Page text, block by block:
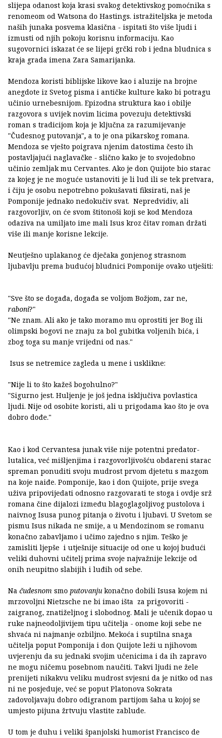
slijepa odanost koja krasi svakog detektivskog pomoćnika s
renomeom od Watsona do Hastings. istražiteljska je metoda
naših junaka posvema klasična - ispitati što više ljudi i
izmusti od njih pokoju korisnu informaciju. Kao
sugovornici iskazat će se lijepi grčki rob i jedna bludnica s
kraja grada imena Zara Samarijanka.
Mendoza koristi biblijske likove kao i aluzije na brojne
anegdote iz Svetog pisma i antičke kulture kako bi potragu
učinio urnebesnijom. Epizodna struktura kao i obilje
razgovora s uvijek novim licima povezuju detektivski
roman s tradicijom koja je ključna za razumijevanje
"Čudesnog putovanja", a to je ona pikarskog romana.
Mendoza se vješto poigrava njenim datostima često ih
postavljajući naglavačke - slično kako je to svojedobno
učinio zemljak mu Cervantes. Ako je don Quijote bio starac
za kojeg je ne moguće ustanoviti je li lud ili se tek pretvara,
i čiju je osobu nepotrebno pokušavati fiksirati, naš je
Pomponije jednako nedokučiv svat. Nepredvidiv, ali
razgovorljiv, on će svom štitonoši koji se kod Mendoza
odaziva na umiljato ime mali Isus kroz čitav roman držati
više ili manje korisne lekcije.
Neutješno uplakanog će dječaka gonjenog strasnom
ljubavlju prema budućoj bludnici Pomponije ovako utješiti:
"Sve što se događa, događa se voljom Božjom, zar ne,
raboni?"
"Ne znam. Ali ako je tako moramo mu oprostiti jer Bog ili
olimpski bogovi ne znaju za bol gubitka voljenih bića, i
zbog toga su manje vrijedni od nas."
Isus se netremice zagleda u mene i usklikne:
"Nije li to što kažeš bogohulno?"
"Sigurno jest. Huljenje je još jedna isključiva povlastica
ljudi. Nije od osobite koristi, ali u prigodama kao što je ova
dobro dođe."
Kao i kod Cervantesa junak više nije potentni predator-
lutalica, već mišljenjima i razgovorljivošću obdareni starac
spreman ponuditi svoju mudrost prvom djetetu s mazgom
na koje naiđe. Pomponije, kao i don Quijote, prije svega
uživa pripovijedati odnosno razgovarati te stoga i ovdje srž
romana čine dijalozi između blagoglagoljivog pustolova i
naivnog Isusa punog pitanja o životu i ljubavi. U Svetom se
pismu Isus nikada ne smije, a u Mendozinom se romanu
konačno zabavljamo i učimo zajedno s njim. Teško je
zamisliti ljepše i utješnije situacije od one u kojoj budući
veliki duhovni učitelj prima svoje najvažnije lekcije od
onih neupitno slabijih i luđih od sebe.
Na čudesnom smo putovanju konačno dobili Isusa kojem ni
mrzovoljni Nietzsche ne bi imao išta za prigovoriti -
zaigranog, znatiželjnog i slobodnog. Mali je učenik dopao u
ruke najneodoljivijem tipu učitelja - onome koji sebe ne
shvaća ni najmanje ozbiljno. Mekoća i suptilna snaga
učitelja poput Pomponija i don Quijote leži u njihovom
uvjerenju da su jednaki svojim učenicima i da ih zapravo
ne mogu ničemu posebnom naučiti. Takvi ljudi ne žele
prenijeti nikakvu veliku mudrost svjesni da je nitko od nas
ni ne posjeduje, već se poput Platonova Sokrata
zadovoljavaju dobro odigranom partijom šaha u kojoj se
umjesto pijuna žrtvuju vlastite zablude.
U tom je duhu i veliki španjolski humorist Francisco de